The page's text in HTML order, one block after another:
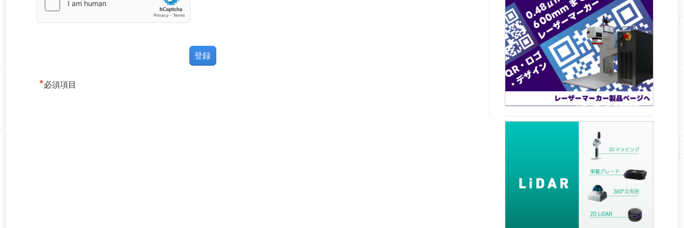
*必須項目